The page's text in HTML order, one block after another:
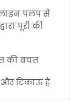
लाइन पलप से
पूरी की
की बचत
और टिकाऊ है